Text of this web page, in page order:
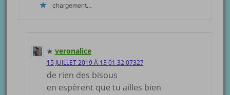
chargement…
veronalice
15 JUILLET 2019 À 13 01 32 07327
de rien des bisous
en espèrent que tu ailles bien